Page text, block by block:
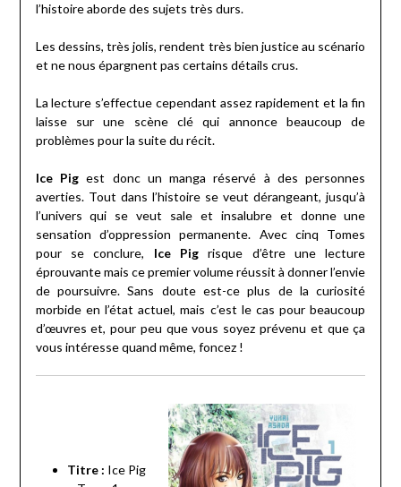
l’histoire aborde des sujets très durs.
Les dessins, très jolis, rendent très bien justice au scénario
et ne nous épargnent pas certains détails crus.
La lecture s’effectue cependant assez rapidement et la fin
laisse sur une scène clé qui annonce beaucoup de
problèmes pour la suite du récit.
Ice Pigest donc un manga réservé à des personnes
averties. Tout dans l’histoire se veut dérangeant, jusqu’à
l’univers qui se veut sale et insalubre et donne une
sensation d’oppression permanente. Avec cinq Tomes
pour se conclure, Ice Pig risque d’être une lecture
éprouvante mais ce premier volume réussit à donner l’envie
de poursuivre. Sans doute est-ce plus de la curiosité
morbide en l’état actuel, mais c’est le cas pour beaucoup
d’œuvres et, pour peu que vous soyez prévenu et que ça
vous intéresse quand même, foncez !
Titre : Ice Pig